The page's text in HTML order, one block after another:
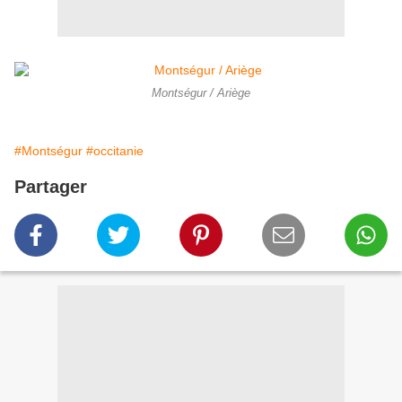
Montségur / Ariège
#Montségur #occitanie
Partager